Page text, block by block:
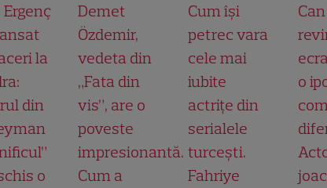
la
din
o
Demet
Özdemir,
vedeta din
„Fata din
vis”, are o
poveste
impresionantă.
Cum a
Cum își
petrec vara
cele mai
iubite
actrițe din
serialele
turcești.
Fahriye
o